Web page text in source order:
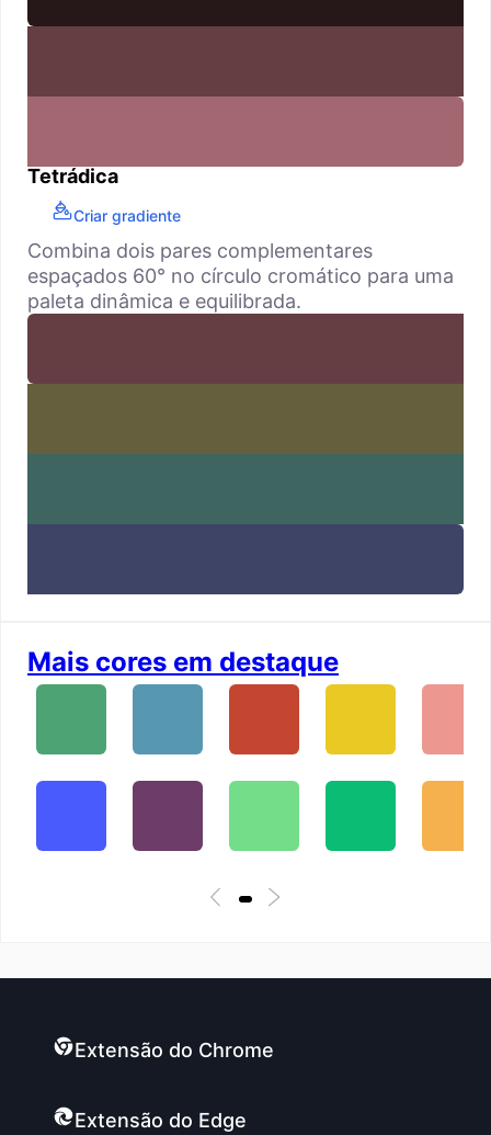
Tetrádica
Criar gradiente
Combina dois pares complementares
espaçados 60° no círculo cromático para uma
paleta dinâmica e equilibrada.
Mais cores em destaque
Extensão do Chrome
Extensão do Edge